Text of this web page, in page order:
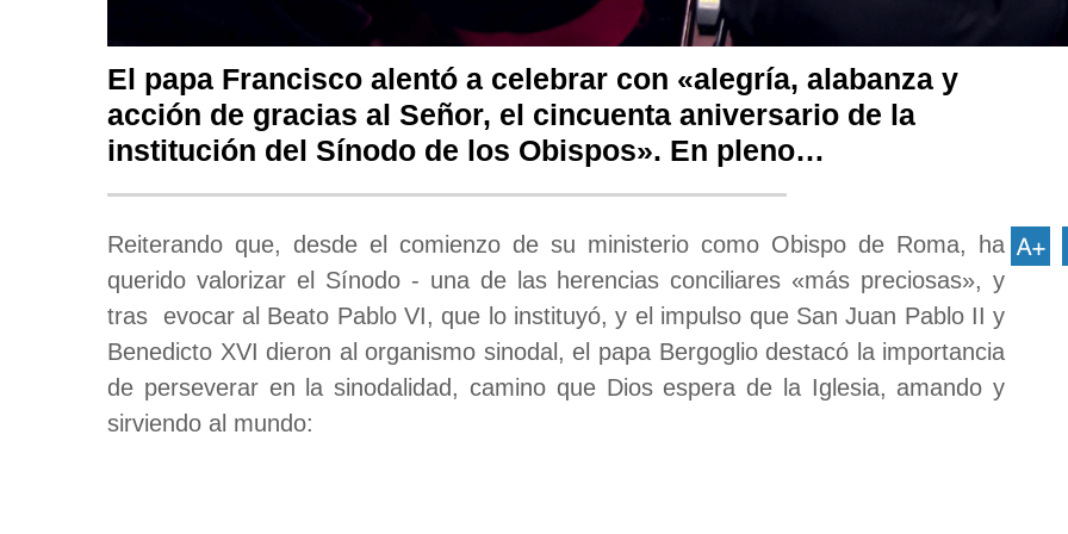
El papa Francisco alentó a celebrar con «alegría, alabanza y
acción de gracias al Señor, el cincuenta aniversario de la
institución del Sínodo de los Obispos». En pleno…
Reiterando que, desde el comienzo de su ministerio como Obispo de Roma, ha
querido valorizar el Sínodo - una de las herencias conciliares «más preciosas», y
tras evocar al Beato Pablo VI, que lo instituyó, y el impulso que San Juan Pablo II y
Benedicto XVI dieron al organismo sinodal, el papa Bergoglio destacó la importancia
de perseverar en la sinodalidad, camino que Dios espera de la Iglesia, amando y
sirviendo al mundo: